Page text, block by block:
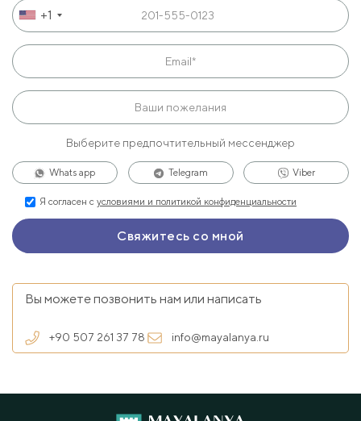
+1
Выберите предпочтительный мессенджер
Whats app Telegram Viber
Я согласен с условиями и политикой конфиденциальности
Вы можете позвонить нам или написать
+90 507 261 37 78 info@mayalanya.ru